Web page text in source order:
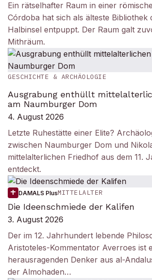
Ein rätselhafter Raum in einer
Córdoba hat sich als älteste Bibliothek
Halbinsel entpuppt. Der Raum galt
Mithräum.
GESCHICHTE & ARCHÄOLOGIE
Ausgrabung enthüllt
am Naumburger Dom
4. August 2026
Letzte Ruhestätte einer Elite?
zwischen Naumburger Dom und
mittelalterlichen Friedhof aus dem 11.
entdeckt.
DAMALS PlusMITTELALTER
Die Ideenschmiede der Kalifen
3. August 2026
Der im 12. Jahrhundert lebende
Aristoteles-Kommentator Averroes ist
herausragenden Denker aus al-
der Almohaden…